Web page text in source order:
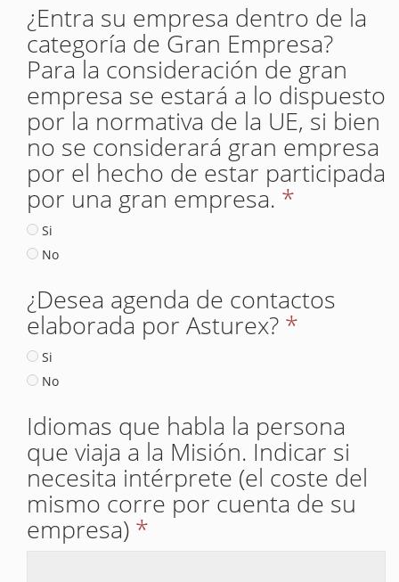
¿Entra su empresa dentro de la
categoría de Gran Empresa?
Para la consideración de gran
empresa se estará a lo dispuesto
por la normativa de la UE, si bien
no se considerará gran empresa
por el hecho de estar participada
por una gran empresa. *
Si
No
¿Desea agenda de contactos
elaborada por Asturex? *
Si
No
Idiomas que habla la persona
que viaja a la Misión. Indicar si
necesita intérprete (el coste del
mismo corre por cuenta de su
empresa) *